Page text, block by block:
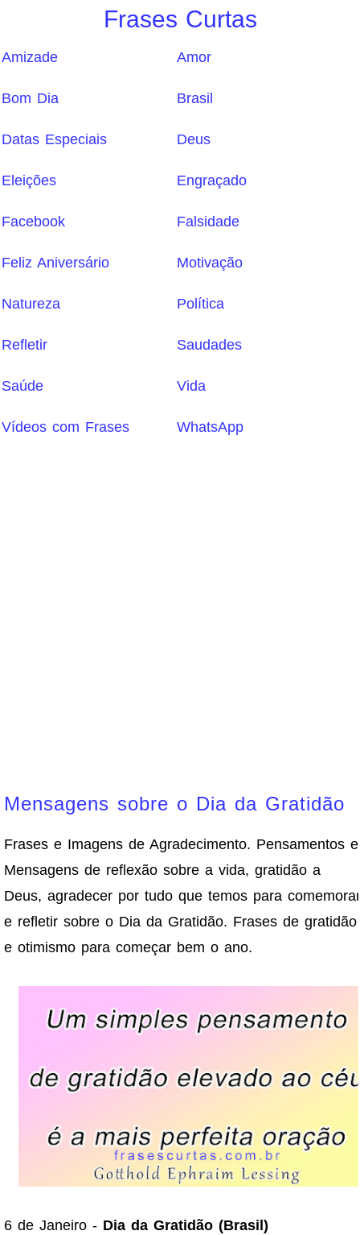
Frases Curtas
Amizade Amor
Bom Dia Brasil
Datas Especiais Deus
Eleições Engraçado
Facebook Falsidade
Feliz Aniversário Motivação
Natureza Política
Refletir Saudades
Saúde Vida
Vídeos com Frases WhatsApp
Mensagens sobre o Dia da Gratidão
Frases e Imagens de Agradecimento. Pensamentos e
Mensagens de reflexão sobre a vida, gratidão a
Deus, agradecer por tudo que temos para comemorar
e refletir sobre o Dia da Gratidão. Frases de gratidão
e otimismo para começar bem o ano.
6 de Janeiro - Dia da Gratidão (Brasil)